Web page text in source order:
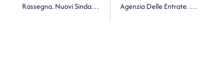
Rassegna. Nuovi Sindaci Al Lavoro: Check Di Cassa E Programmazione Per Il Triennio 2025-2027 Agenzia Delle Entrate. Escluso Dall’IVA Il Finanziamento Erogato Da Un Ente Pubblico Ai Beneficiari, Sotto Forma Di Servizi